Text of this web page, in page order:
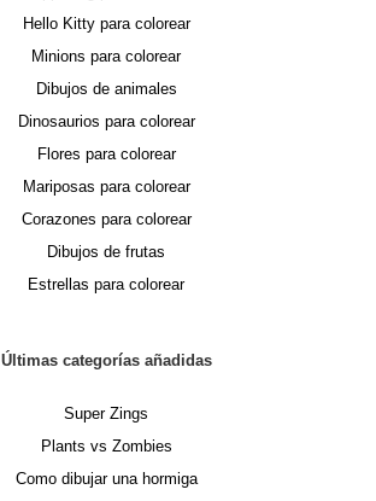
Hello Kitty para colorear
Minions para colorear
Dibujos de animales
Dinosaurios para colorear
Flores para colorear
Mariposas para colorear
Corazones para colorear
Dibujos de frutas
Estrellas para colorear
Últimas categorías añadidas
Super Zings
Plants vs Zombies
Como dibujar una hormiga